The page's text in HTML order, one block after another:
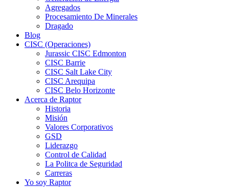
Agregados
Procesamiento De Minerales
Dragado
Blog
CISC (Operaciones)
Jurassic CISC Edmonton
CISC Barrie
CISC Salt Lake City
CISC Arequipa
CISC Belo Horizonte
Acerca de Raptor
Historia
Misión
Valores Corporativos
GSD
Liderazgo
Control de Calidad
La Politca de Seguridad
Carreras
Yo soy Raptor